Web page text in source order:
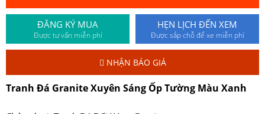
ĐĂNG KÝ MUA
Được tư vấn miễn phí
HẸN LỊCH ĐẾN XEM
Được sắp chỗ để xe miễn phí
NHẬN BÁO GIÁ
Tranh Đá Granite Xuyên Sáng Ốp Tường Màu Xanh